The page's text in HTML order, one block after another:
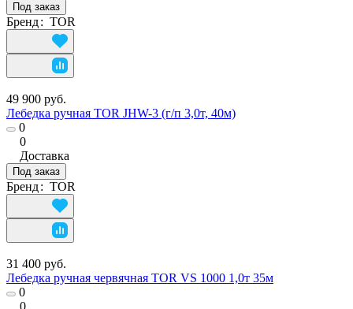
Под заказ
Бренд: TOR
49 900 руб.
Лебедка ручная TOR JHW-3 (г/п 3,0т, 40м)
0
0
Доставка
Под заказ
Бренд: TOR
31 400 руб.
Лебедка ручная червячная TOR VS 1000 1,0т 35м
0